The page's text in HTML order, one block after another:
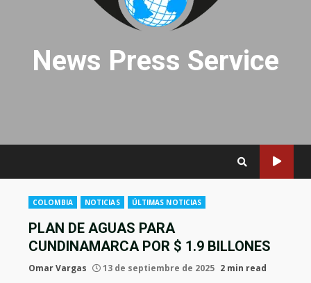
News Press Service
COLOMBIA NOTICIAS ÚLTIMAS NOTICIAS
PLAN DE AGUAS PARA
CUNDINAMARCA POR $ 1.9 BILLONES
Omar Vargas 13 de septiembre de 2025 2 min read